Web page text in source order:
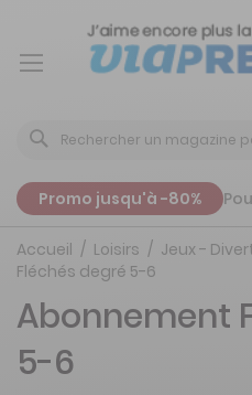
Promo jusqu'à -80%
Accueil Loisirs
Jeux -
Fléchés degré 5-6
Abonnement
5-6